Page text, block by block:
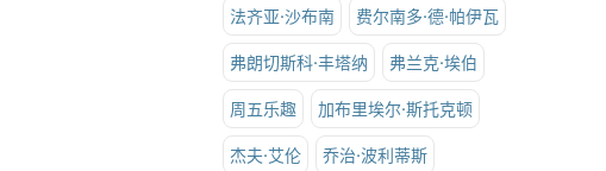
法齐亚·沙布南 费尔南多·德·帕伊瓦
弗朗切斯科·丰塔纳 弗兰克·埃伯
周五乐趣 加布里埃尔·斯托克顿
杰夫·艾伦 乔治·波利蒂斯